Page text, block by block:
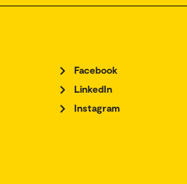
Facebook
LinkedIn
Instagram